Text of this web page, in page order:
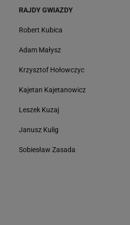
RAJDY GWIAZDY
Robert Kubica
Adam Małysz
Krzysztof Hołowczyc
Kajetan Kajetanowicz
Leszek Kuzaj
Janusz Kulig
Sobiesław Zasada